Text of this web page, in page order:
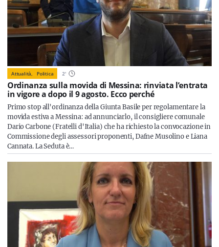
Attualità, Politica 2'
Ordinanza sulla movida di Messina: rinviata l’entrata
in vigore a dopo il 9 agosto. Ecco perché
Primo stop all'ordinanza della Giunta Basile per regolamentare la
movida estiva a Messina: ad annunciarlo, il consigliere comunale
Dario Carbone (Fratelli d'Italia) che ha richiesto la convocazione in
Commissione degli assessori proponenti, Dafne Musolino e Liana
Cannata. La Seduta è…